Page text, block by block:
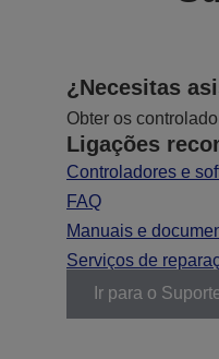
¿Necesitas
Obter os
Ligações
Controladores e
FAQ
Manuais e
Serviços de
Ir para o